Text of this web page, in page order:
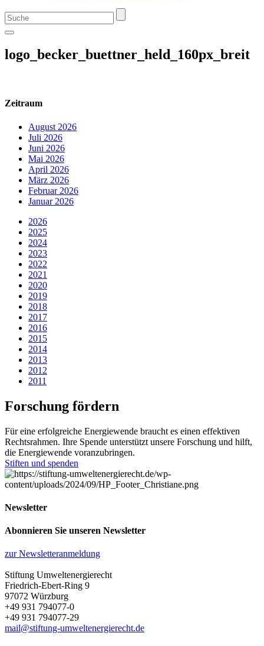
logo_becker_buettner_held_160px_breit
Zeitraum
August 2026
Juli 2026
Juni 2026
Mai 2026
April 2026
März 2026
Februar 2026
Januar 2026
2026
2025
2024
2023
2022
2021
2020
2019
2018
2017
2016
2015
2014
2013
2012
2011
Forschung fördern
Für eine erfolgreiche Energiewende braucht es einen effektiven
Rechtsrahmen. Ihre Spende unterstützt unsere Forschung und hilft,
die Energiewende voranzubringen.
Stiften und spenden
Newsletter
Abonnieren Sie unseren Newsletter
zur Newsletteranmeldung
Stiftung Umweltenergierecht
Friedrich-Ebert-Ring 9
97072 Würzburg
+49 931 794077-0
+49 931 794077-29
mail@stiftung-umweltenergierecht.de